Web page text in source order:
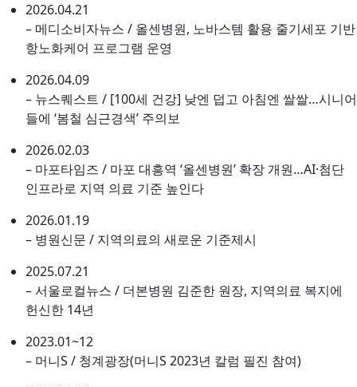
2026.04.21
– 메디소비자뉴스 / 올센병원, 노바스템 활용 줄기세포 기반
항노화케어 프로그램 운영
2026.04.09
– 뉴스퀘스트 / [100세 건강] 낮엔 덥고 아침엔 쌀쌀…시니어
들에 ‘봄철 심근경색’ 주의보
2026.02.03
– 마포타임즈 / 마포 대흥역 ‘올센병원’ 확장 개원…AI·첨단
인프라로 지역 의료 기준 높인다
2026.01.19
– 병원신문 / 지역의료의 새로운 기준제시
2025.07.21
– 서울로컬뉴스 / 더본병원 김준한 원장, 지역의료 복지에
헌신한 14년
2023.01~12
– 머니S / 청계광장(머니S 2023년 칼럼 필진 참여)